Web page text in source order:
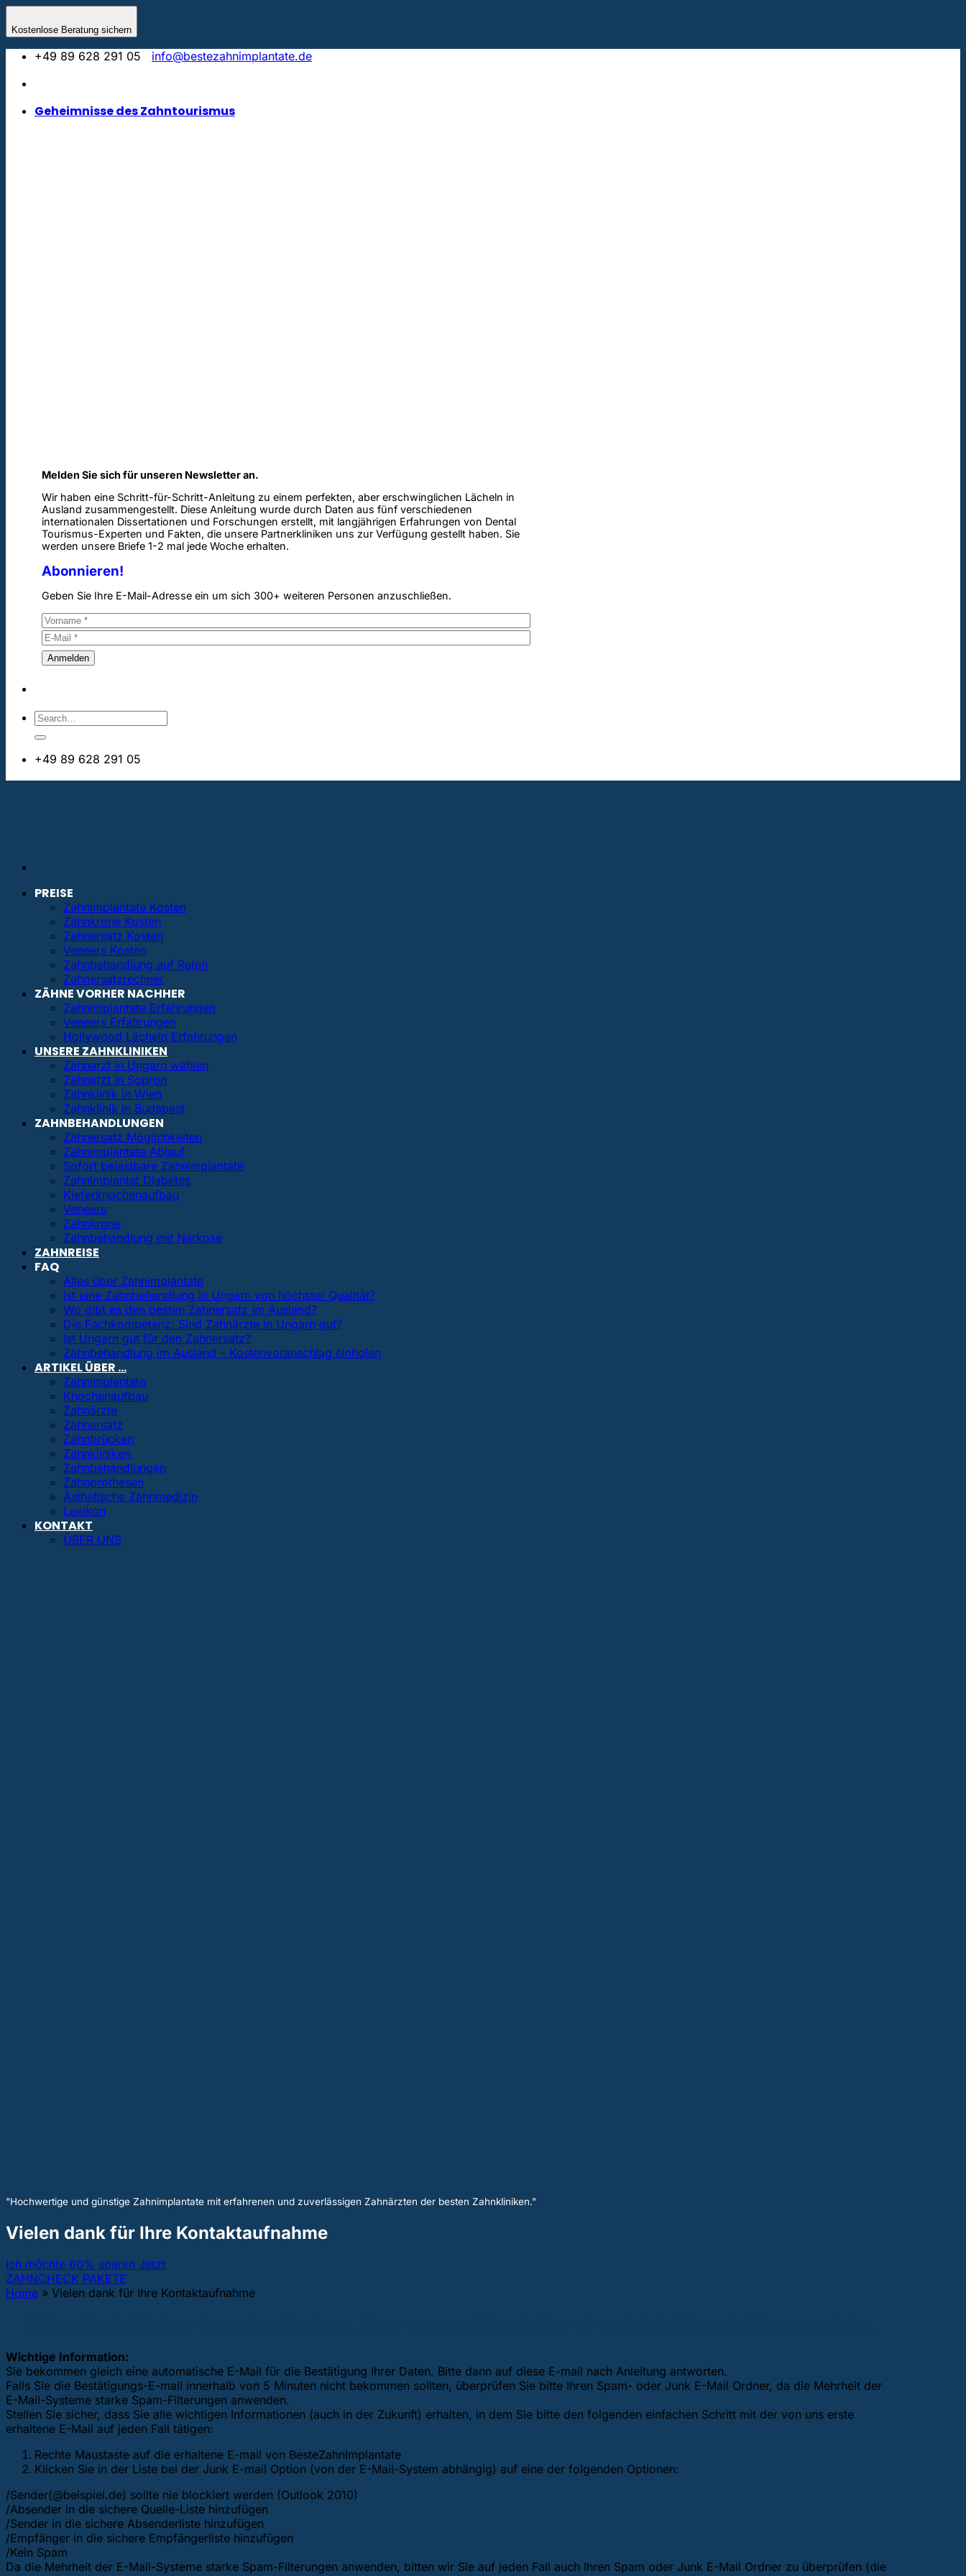
Kostenlose Beratung sichern
springen
+49 89 628 291 05
info@bestezahnimplantate.de
Geheimnisse des Zahntourismus
Melden Sie sich für unseren Newsletter an.
Wir haben eine Schritt-für-Schritt-Anleitung zu einem perfekten, aber erschwinglichen Lächeln in
Ausland zusammengestellt. Diese Anleitung wurde durch Daten aus fünf verschiedenen
internationalen Dissertationen und Forschungen erstellt, mit langjährigen Erfahrungen von Dental
Tourismus-Experten und Fakten, die unsere Partnerkliniken uns zur Verfügung gestellt haben. Sie
werden unsere Briefe 1-2 mal jede Woche erhalten.
Abonnieren!
Geben Sie Ihre E-Mail-Adresse ein um sich 300+ weiteren Personen anzuschließen.
+49 89 628 291 05
PREISE
Zahnimplantate Kosten
Zahnkrone Kosten
Zahnersatz Kosten
Veneers Kosten
Zahnbehandlung auf Raten
Zahnersatzrechner
ZÄHNE VORHER NACHHER
Zahnimplantate Erfahrungen
Veneers Erfahrungen
Hollywood Lächeln Erfahrungen
UNSERE ZAHNKLINIKEN
Zahnarzt in Ungarn wählen
Zahnarzt in Sopron
Zahnklinik in Wien
Zahnklinik in Budapest
ZAHNBEHANDLUNGEN
Zahnersatz Möglichkeiten
Zahnimplantate Ablauf
Sofort belastbare Zahnimplantate
Zahnimplantat Diabetes
Kieferknochenaufbau
Veneers
Zahnkrone
Zahnbehandlung mit Narkose
ZAHNREISE
FAQ
Alles über Zahnimplantate
Ist eine Zahnbehandlung in Ungarn von höchster Qualität?
Wo gibt es den besten Zahnersatz im Ausland?
Die Fachkompetenz: Sind Zahnärzte in Ungarn gut?
Ist Ungarn gut für den Zahnersatz?
Zahnbehandlung im Ausland – Kostenvoranschlag einholen
ARTIKEL ÜBER …
Zahnimplantate
Knochenaufbau
Zahnärzte
Zahnersatz
Zahnbrücken
Zahnkliniken
Zahnbehandlungen
Zahnprothesen
Ästhetische Zahnmedizin
Lexikon
KONTAKT
ÜBER UNS
"Hochwertige und günstige Zahnimplantate mit erfahrenen und zuverlässigen Zahnärzten der besten Zahnkliniken."
Vielen dank für Ihre Kontaktaufnahme
Ich möchte 60% sparen Jetzt
ZAHNCHECK PAKETE
Home » Vielen dank für Ihre Kontaktaufnahme
Wichtige Information:
Sie bekommen gleich eine automatische E-Mail für die Bestätigung Ihrer Daten. Bitte dann auf diese E-mail nach Anleitung antworten.
Falls Sie die Bestätigungs-E-mail innerhalb von 5 Minuten nicht bekommen sollten, überprüfen Sie bitte Ihren Spam- oder Junk E-Mail Ordner, da die Mehrheit der
E-Mail-Systeme starke Spam-Filterungen anwenden.
Stellen Sie sicher, dass Sie alle wichtigen Informationen (auch in der Zukunft) erhalten, in dem Sie bitte den folgenden einfachen Schritt mit der von uns erste
erhaltene E-Mail auf jeden Fall tätigen:
Rechte Maustaste auf die erhaltene E-mail von BesteZahnImplantate
Klicken Sie in der Liste bei der Junk E-mail Option (von der E-Mail-System abhängig) auf eine der folgenden Optionen:
/Sender(@beispiel.de) sollte nie blockiert werden (Outlook 2010)
/Absender in die sichere Quelle-Liste hinzufügen
/Sender in die sichere Absenderliste hinzufügen
/Empfänger in die sichere Empfängerliste hinzufügen
/Kein Spam
Da die Mehrheit der E-Mail-Systeme starke Spam-Filterungen anwenden, bitten wir Sie auf jeden Fall auch Ihren Spam oder Junk E-Mail Ordner zu überprüfen (die